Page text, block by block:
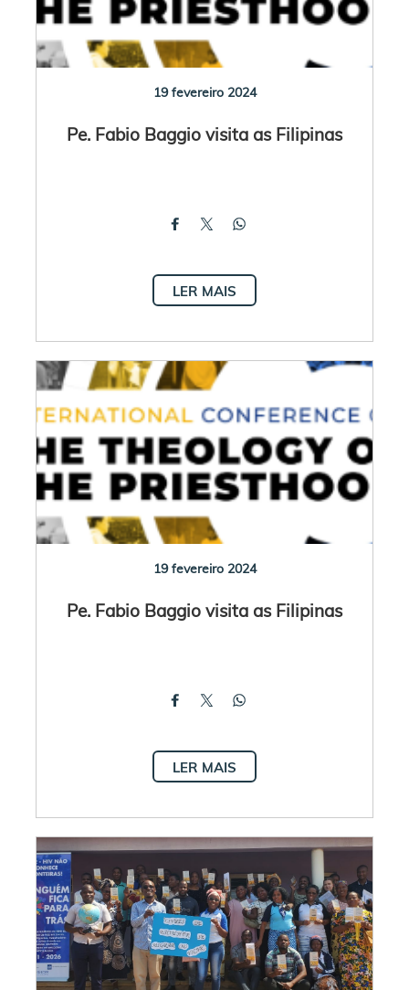
19 fevereiro 2024
Pe. Fabio Baggio visita as Filipinas
LER MAIS
19 fevereiro 2024
Pe. Fabio Baggio visita as Filipinas
LER MAIS